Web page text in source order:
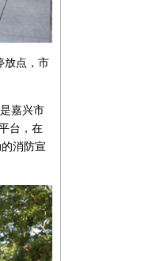
放点，市
嘉兴市
台，在
消防宣